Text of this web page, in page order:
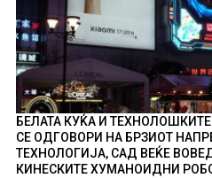
БЕЛАТА КУЌА И
СЕ ОДГОВОРИ НА БРЗИОТ
ТЕХНОЛОГИЈА, САД ВЕЌЕ
КИНЕСКИТЕ ХУМАНОИДНИ